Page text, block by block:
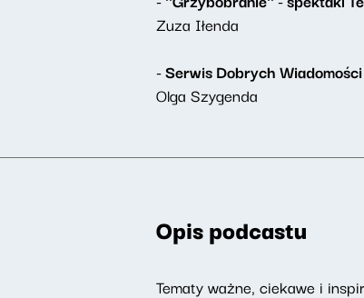
Zuza Iłenda
- Serwis Dobrych Wiadomości
Olga Szygenda
Opis podcastu
Tematy ważne, ciekawe i